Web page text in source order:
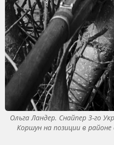
Ольга Ландер. Снайпер 3-го
Коршун на позиции в